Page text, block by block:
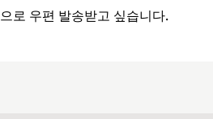
로 우편 발송받고 싶습니다.